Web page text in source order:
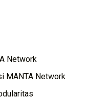
Network
MANTA Network